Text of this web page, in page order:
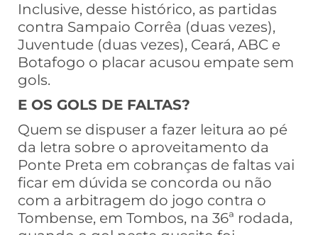
Inclusive, desse histórico, as partidas
contra Sampaio Corrêa (duas vezes),
Juventude (duas vezes), Ceará, ABC e
Botafogo o placar acusou empate sem
gols.
E OS GOLS DE FALTAS?
Quem se dispuser a fazer leitura ao pé
da letra sobre o aproveitamento da
Ponte Preta em cobranças de faltas vai
ficar em dúvida se concorda ou não
com a arbitragem do jogo contra o
Tombense, em Tombos, na 36ª rodada,